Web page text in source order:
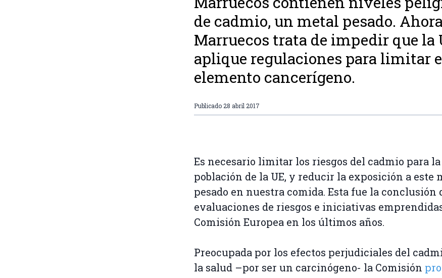
de cadmio, un metal pesado. Ahora
Marruecos trata de impedir que la
aplique regulaciones para limitar
elemento cancerígeno.
Publicado28 abril 2017
Es necesario limitar los riesgos del cadmio para la
población de la UE, y reducir la exposición a este
pesado en nuestra comida. Esta fue la conclusión
evaluaciones de riesgos e iniciativas
Comisión Europea en los últimos años.
Preocupada por los efectos perjudiciales del
la salud –por ser un carcinógeno- la Comisión